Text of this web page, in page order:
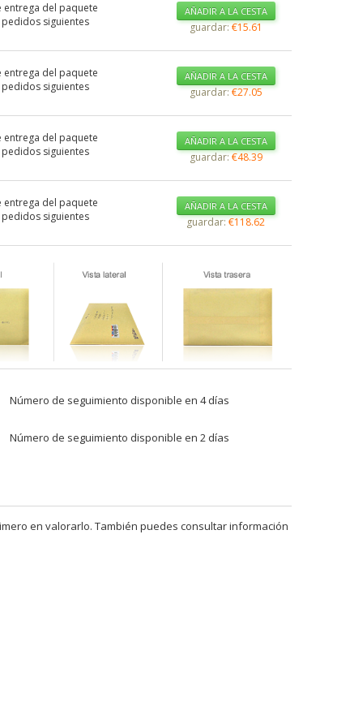
entrega del paquete
siguientes
AÑADIR A LA CESTA
guardar:€15.61
entrega del paquete
siguientes
AÑADIR A LA CESTA
guardar:€27.05
entrega del paquete
siguientes
AÑADIR A LA CESTA
guardar:€48.39
entrega del paquete
siguientes
AÑADIR A LA CESTA
guardar:€118.62
Número de seguimiento disponible en 4 días
Número de seguimiento disponible en 2 días
en valorarlo. También puedes consultar información